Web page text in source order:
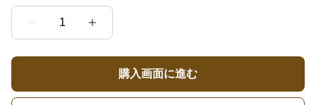
1
購入画面に進む